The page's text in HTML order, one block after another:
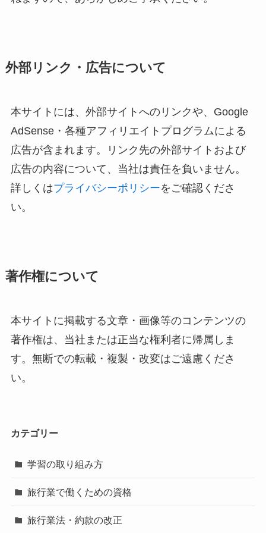
外部リンク・広告について
本サイトには、外部サイトへのリンクや、Google
AdSense・各種アフィリエイトプログラムによる
広告が含まれます。リンク先の外部サイトおよび
広告の内容について、当社は責任を負いません。
詳しくはプライバシーポリシーをご確認くださ
い。
著作権について
本サイトに掲載する文章・画像等のコンテンツの
著作権は、当社または正当な権利者に帰属しま
す。無断での転載・複製・改変はご遠慮くださ
い。
カテゴリー
学習の取り組み方
旅行業で働くための資格
旅行業法・約款の改正